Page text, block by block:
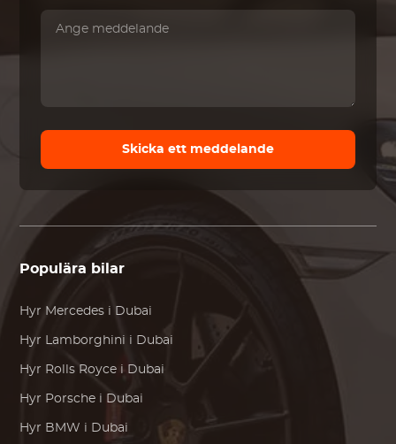
Skicka ett meddelande
Populära bilar
Hyr Mercedes i Dubai
Hyr Lamborghini i Dubai
Hyr Rolls Royce i Dubai
Hyr Porsche i Dubai
Hyr BMW i Dubai